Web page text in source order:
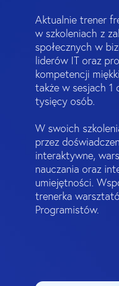
Aktualnie trener
w szkoleniach z
społecznych w
liderów IT oraz
kompetencji
także w sesjach 1
tysięcy osób.
W swoich
przez
interaktywne,
nauczania oraz
umiejętności.
trenerka
Programistów.